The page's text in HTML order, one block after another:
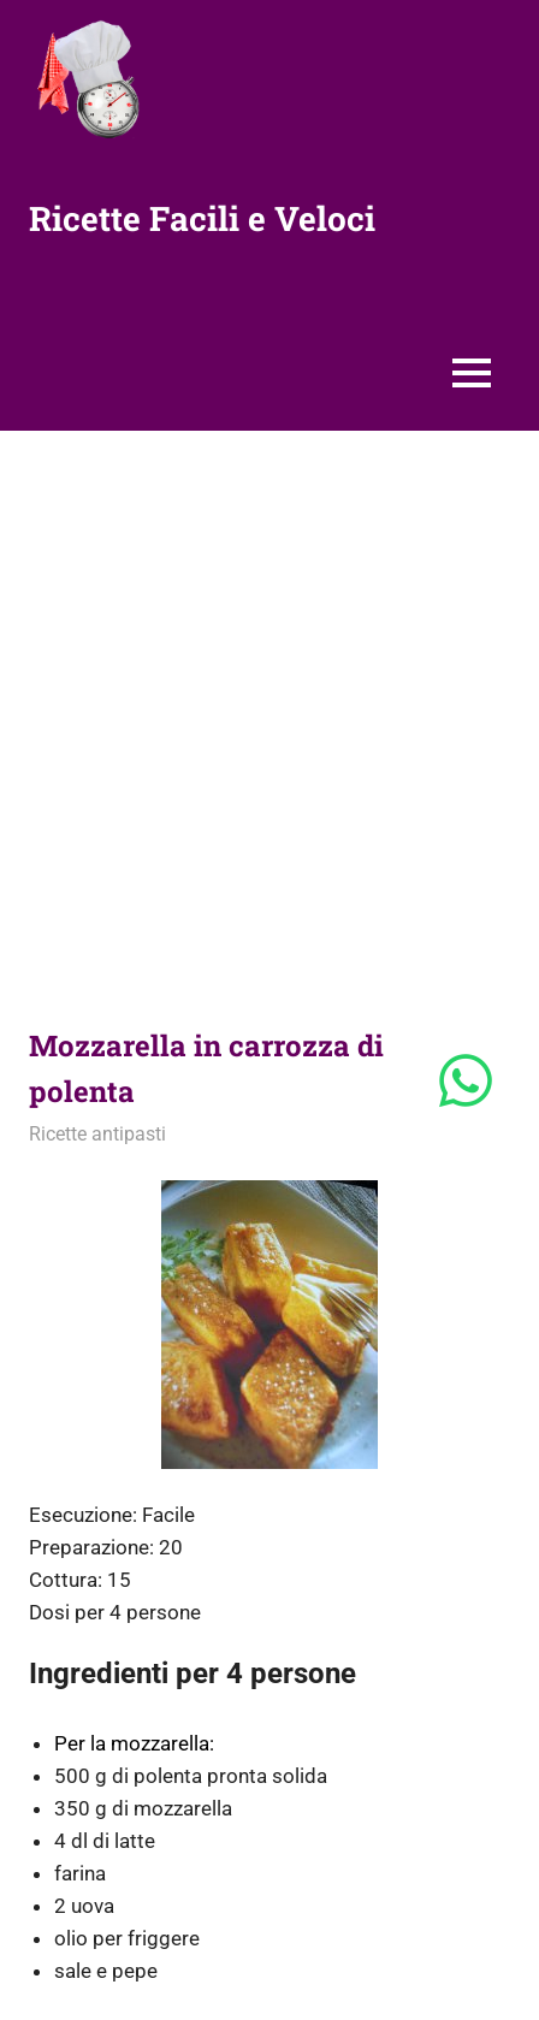
contenuto
Ricette Facili e Veloci
MENU
Mozzarella in carrozza di
polenta
10 Novembre 2013
admin
Ricette antipasti
Esecuzione: Facile
Preparazione: 20
Cottura: 15
Dosi per 4 persone
Ingredienti per 4 persone
Per la mozzarella:
500 g di polenta pronta solida
350 g di mozzarella
4 dl di latte
farina
2 uova
olio per friggere
sale e pepe